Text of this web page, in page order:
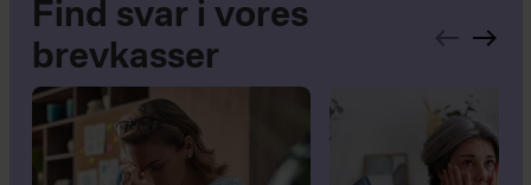
Find svar i vores
brevkasser